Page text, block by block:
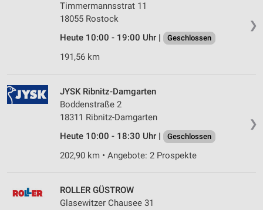
❯
Timmermannsstrat 11
18055 Rostock
Heute 10:00 - 19:00 Uhr |
Geschlossen
191,56 km
❯
JYSK Ribnitz-Damgarten
Boddenstraße 2
18311 Ribnitz-Damgarten
Heute 10:00 - 18:30 Uhr |
Geschlossen
202,90 km • Angebote: 2 Prospekte
ROLLER GÜSTROW
Glasewitzer Chausee 31